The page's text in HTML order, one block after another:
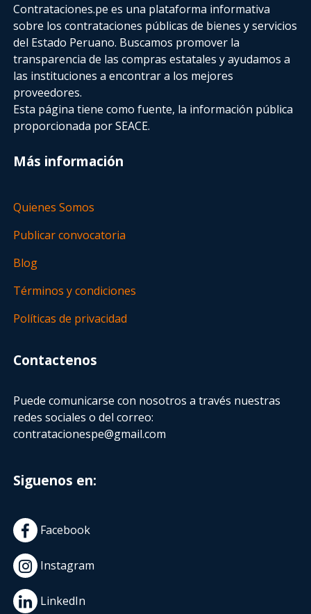
Contrataciones.pe es una plataforma informativa
sobre los contrataciones públicas de bienes y servicios
del Estado Peruano. Buscamos promover la
transparencia de las compras estatalesy ayudamos a
las instituciones a encontrar a los mejores
proveedores.
Esta página tiene como fuente, la información pública
proporcionada por SEACE.
Más información
Quienes Somos
Publicar convocatoria
Blog
Términos y condiciones
Políticas de privacidad
Contactenos
Puede comunicarse con nosotros a través nuestras
redes sociales o del correo:
contratacionespe@gmail.com
Siguenos en:
Facebook
Instagram
LinkedIn